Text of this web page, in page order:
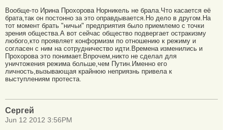
Вообще-то Ирина Прохорова Норникель не брала.Что касается её
брата,так он постонно за это оправдывается.Но дело в другом.На
тот момент брать "ничьи" предприятия было приемлемо с точки
зрения общества.А вот сейчас общество подвергает остракизму
любого,кто проявляет конформизм по отношению к режиму и
согласен с ним на сотрудничество идти.Времена изменились и
Прохорова это понимает.Впрочем,никто не сделал для
уничтожения режима больше,чем Путин.Именно его
личность,вызывающая крайнюю неприязнь привела к
выступлениям протеста.
Сергей
Jun 12 2012 3:56PM